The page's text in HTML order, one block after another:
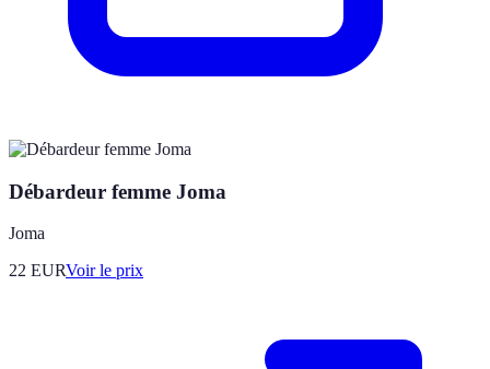
Débardeur femme Joma
Joma
22 EURVoir le prix